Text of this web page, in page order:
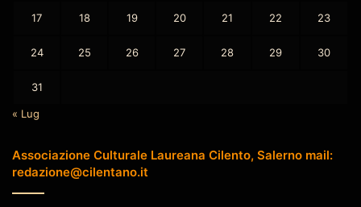
17 18 19 20 21 22 23
24 25 26 27 28 29 30
31
« Lug
Associazione Culturale Laureana Cilento, Salerno mail:
redazione@cilentano.it